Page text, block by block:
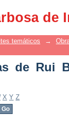
de
de Rui
temáticos →
de Rui
X Y Z